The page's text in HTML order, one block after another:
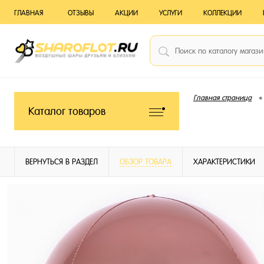
ГЛАВНАЯ ОТЗЫВЫ АКЦИИ УСЛУГИ КОЛЛЕКЦИИ
Каталог товаров
Главная страница •
ВЕРНУТЬСЯ В РАЗДЕЛ ОБЗОР ТОВАРА ХАРАКТЕРИСТИКИ